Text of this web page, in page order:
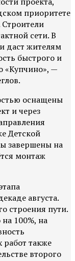
приоритете
сети. В
даст жителям
быстрого и
«Купчино», —
оснащены
и через
Детской
завершены на
монтаж
августа.
строения пути.
100%, на
работ также
второго